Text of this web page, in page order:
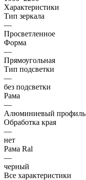
Характеристики
Тип зеркала
—
Просветленное
Форма
—
Прямоугольная
Тип подсветки
—
без подсветки
Рама
—
Алюминиевый профиль
Обработка края
—
нет
Рама Ral
—
черный
Все характеристики